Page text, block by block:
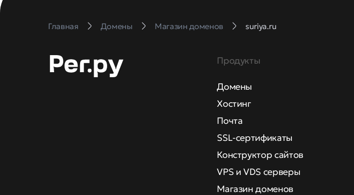
Главная Домены Магазин доменов suriya.ru
Продукты
Домены
Хостинг
Почта
SSL-сертификаты
Конструктор сайтов
VPS и VDS серверы
Магазин доменов